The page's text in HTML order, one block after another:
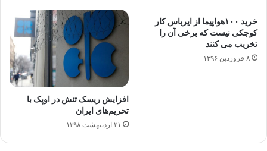
خرید ۱۰۰هواپیما از ایرباس کار
کوچکی نیست که برخی آن را
تخریب می کنند
۸ فروردین ۱۳۹۶
افزایش ریسک تنش در اوپک با
تحریم‌های ایران
۲۱ اردیبهشت ۱۳۹۸